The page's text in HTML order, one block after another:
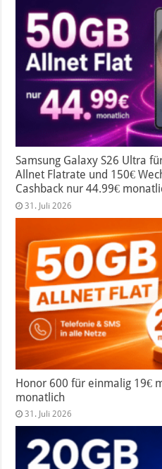
Samsung Galaxy S26 Ultra
Allnet Flatrate und 150€
Cashback nur 44.99€
31. Juli 2026
Honor 600 für einmalig 19€
monatlich
31. Juli 2026